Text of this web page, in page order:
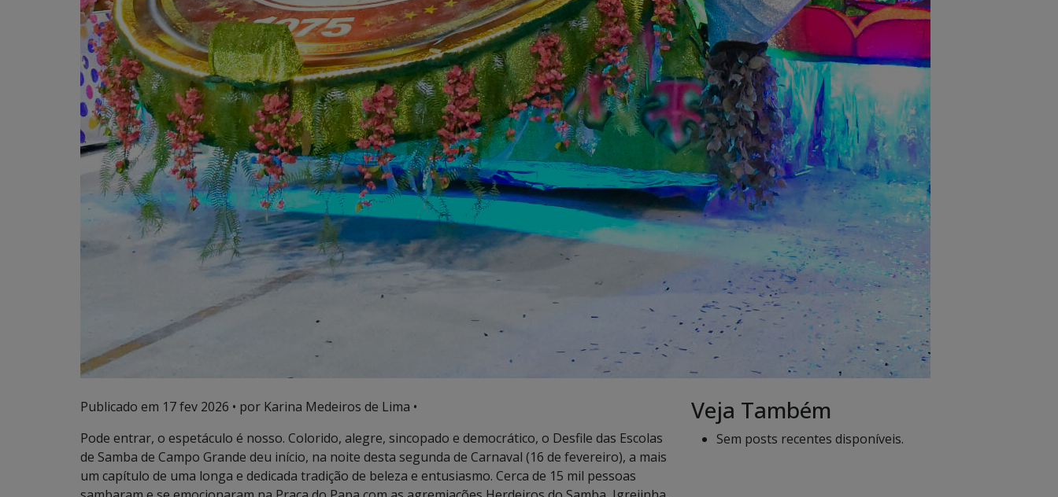
Publicado em 17 fev 2026 • por Karina Medeiros de Lima •
Pode entrar, o espetáculo é nosso. Colorido, alegre, sincopado e democrático, o Desfile das Escolas
de Samba de Campo Grande deu início, na noite desta segunda de Carnaval (16 de fevereiro), a mais
um capítulo de uma longa e dedicada tradição de beleza e entusiasmo. Cerca de 15 mil pessoas
Veja Também
Sem posts recentes disponíveis.